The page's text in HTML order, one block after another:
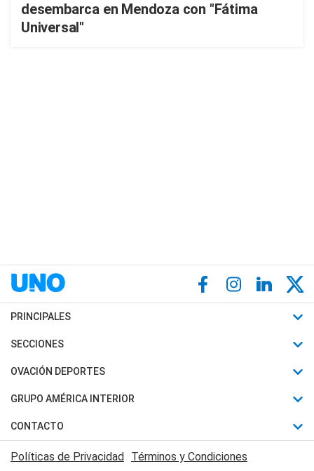
desembarca en Mendoza con "Fátima
Universal"
PRINCIPALES
Últimas Noticias
Política
Judiciales
Economia
SECCIONES
Horóscopo
Motores
Trucos caseros
Series y Películas
OVACIÓN DEPORTES
Fútbol
Mundial
Automovilismo
Rugby
GRUPO AMÉRICA INTERIOR
Canal 7 en Vivo
CONTACTO
Acerca de Nosotros
Políticas de Privacidad Términos y Condiciones